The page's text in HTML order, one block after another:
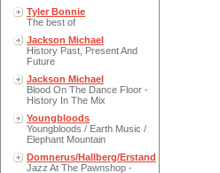
Tyler Bonnie
The best of
Jackson Michael
History Past, Present And
Future
Jackson Michael
Blood On The Dance Floor -
History In The Mix
Youngbloods
Youngbloods / Earth Music /
Elephant Mountain
Domnerus/Hallberg/Erstand
Jazz At The Pawnshop -